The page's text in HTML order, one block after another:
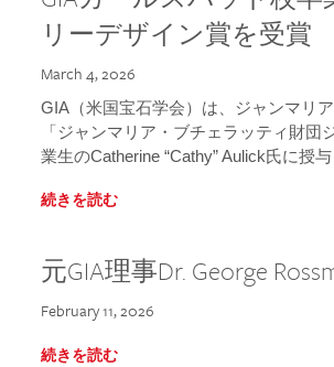
リーデザイン賞を受賞
March 4, 2026
GIA（米国宝石学会）は、ジャンマリ
「ジャンマリア・ブチェラッティ財
業生のCatherine “Cathy” Aulick氏に授与
続きを読む
元GIA理事Dr. George
February 11, 2026
続きを読む